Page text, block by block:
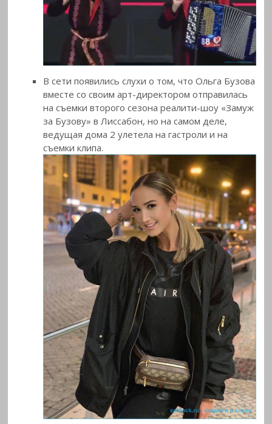
В сети появились слухи о том, что Ольга Бузова
вместе со своим арт-директором отправилась
на съемки второго сезона реалити-шоу «Замуж
за Бузову» в Лиссабон, но на самом деле,
ведущая дома 2 улетела на гастроли и на
съемки клипа.